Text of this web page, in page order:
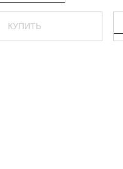
КУПИТЬ